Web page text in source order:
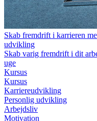
Skab fremdrift i karrieren
udvikling
Skab varig fremdrift i dit
uge
Kursus
Kursus
Karriereudvikling
Personlig udvikling
Arbejdsliv
Motivation